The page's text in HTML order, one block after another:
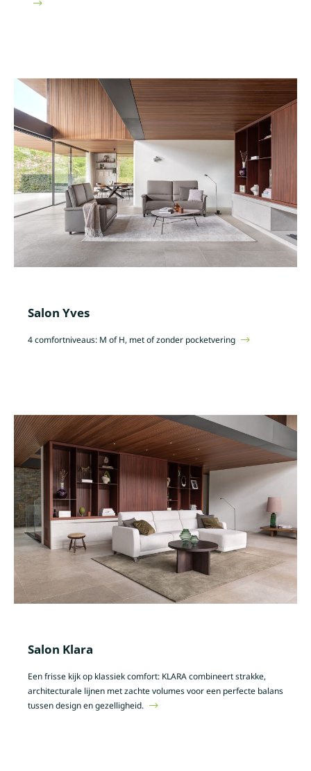
Salon Yves
4 comfortniveaus: M of H, met of zonder pocketvering
Salon Klara
Een frisse kijk op klassiek comfort: KLARA combineert strakke,
architecturale lijnen met zachte volumes voor een perfecte balans
tussen design en gezelligheid.